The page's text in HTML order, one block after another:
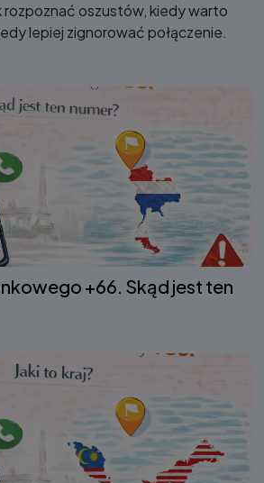
rozpoznać oszustów, kiedy warto
lepiej zignorować połączenie.
+66. Skąd jest ten